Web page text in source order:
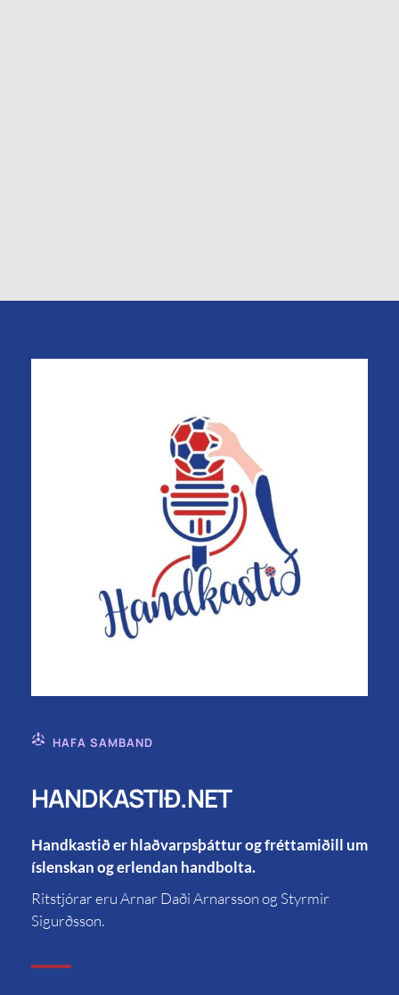
HAFA SAMBAND
HANDKASTIÐ.NET
Handkastið er hlaðvarpsþáttur og fréttamiðill um
íslenskan og erlendan handbolta.
Ritstjórar eru Arnar Daði Arnarsson og Styrmir
Sigurðsson.